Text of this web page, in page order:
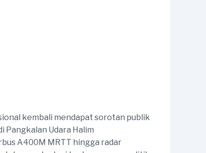
kembali mendapat sorotan publik
Pangkalan Udara Halim
A400M MRTT hingga radar